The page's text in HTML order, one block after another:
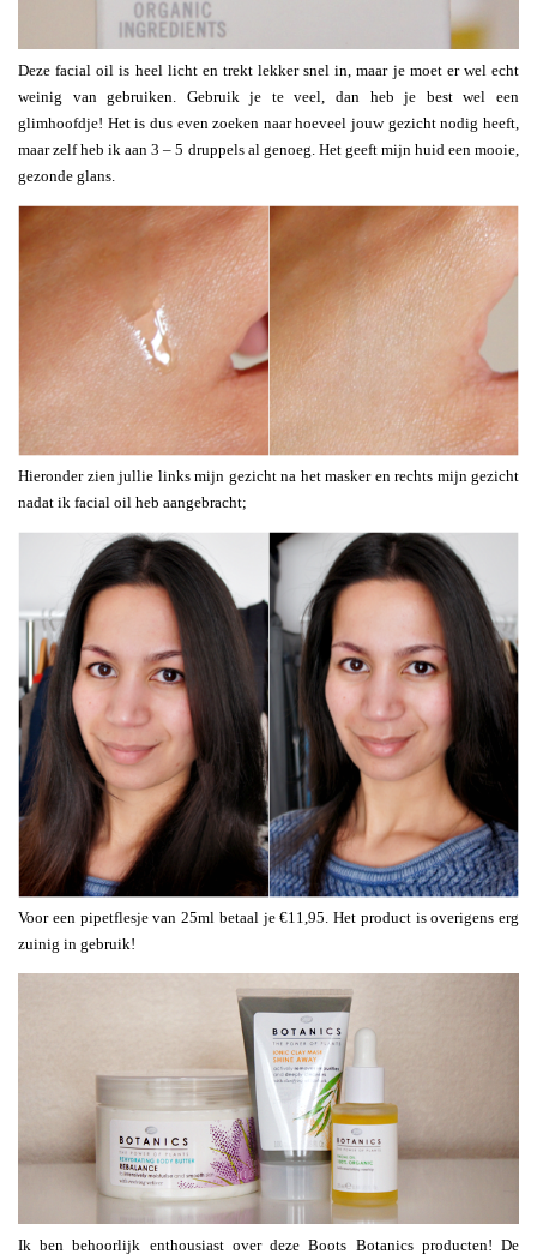
Deze facial oil is heel licht en trekt lekker snel in, maar je moet er wel echt
weinig van gebruiken. Gebruik je te veel, dan heb je best wel een
glimhoofdje! Het is dus even zoeken naar hoeveel jouw gezicht nodig heeft,
maar zelf heb ik aan 3 – 5 druppels al genoeg. Het geeft mijn huid een mooie,
gezonde glans.
Hieronder zien jullie links mijn gezicht na het masker en rechts mijn gezicht
nadat ik facial oil heb aangebracht;
Voor een pipetflesje van 25ml betaal je €11,95. Het product is overigens erg
zuinig in gebruik!
Ik ben behoorlijk enthousiast over deze Boots Botanics producten! De